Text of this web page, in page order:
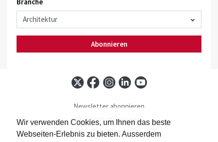
Wir verwenden Cookies, um Ihnen das beste
Webseiten-Erlebnis zu bieten. Ausserdem
Abonnieren
Newsletter abonnieren
Baublatt abonnieren
Kontakt